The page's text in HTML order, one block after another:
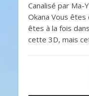
Canalisé par Ma-
Okana Vous êtes
êtes à la fois
cette 3D, mais